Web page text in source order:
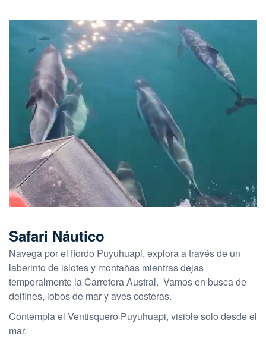
Safari Náutico
Navega por el fiordo Puyuhuapi, explora a través de un
laberinto de islotes y montañas mientras dejas
temporalmente la Carretera Austral. Vamos en busca de
delfines, lobos de mar y aves costeras.
Contempla el Ventisquero Puyuhuapi, visible solo desde el
mar.